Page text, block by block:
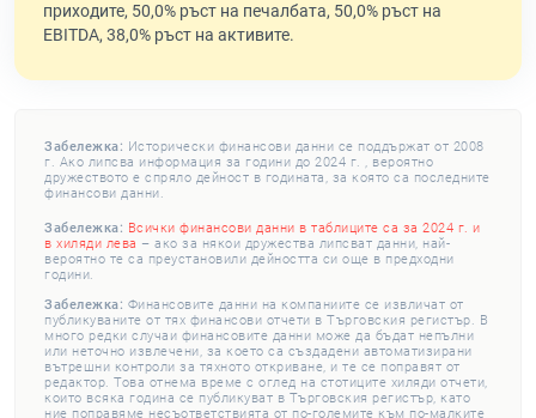
приходите, 50,0% ръст на печалбата, 50,0% ръст на
EBITDA, 38,0% ръст на активите.
Забележка: Исторически финансови данни се поддържат от 2008
г. Ако липсва информация за години до 2024 г. , вероятно
дружеството е спряло дейност в годината, за която са последните
финансови данни.
Забележка: Всички финансови данни в таблиците са за 2024 г. и
в хиляди лева – ако за някои дружества липсват данни, най-
вероятно те са преустановили дейността си още в предходни
години.
Забележка: Финансовите данни на компаниите се извличат от
публикуваните от тях финансови отчети в Търговския регистър. В
много редки случаи финансовите данни може да бъдат непълни
или неточно извлечени, за което са създадени автоматизирани
вътрешни контроли за тяхното откриване, и те се поправят от
редактор. Това отнема време с оглед на стотиците хиляди отчети,
които всяка година се публикуват в Търговския регистър, като
ние поправяме несъответствията от по-големите към по-малките